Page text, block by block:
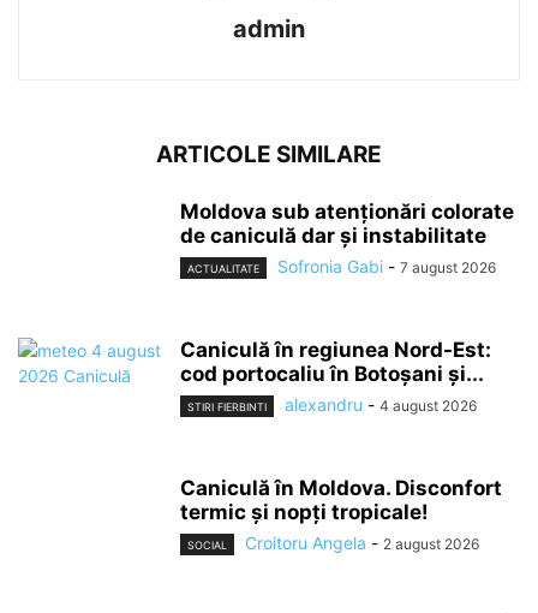
admin
ARTICOLE SIMILARE
Moldova sub atenționări colorate
de caniculă dar și instabilitate
ACTUALITATE Sofronia Gabi - 7 august 2026
Caniculă în regiunea Nord-Est:
cod portocaliu în Botoșani și...
STIRI FIERBINTI alexandru - 4 august 2026
Caniculă în Moldova. Disconfort
termic și nopți tropicale!
SOCIAL Croitoru Angela - 2 august 2026